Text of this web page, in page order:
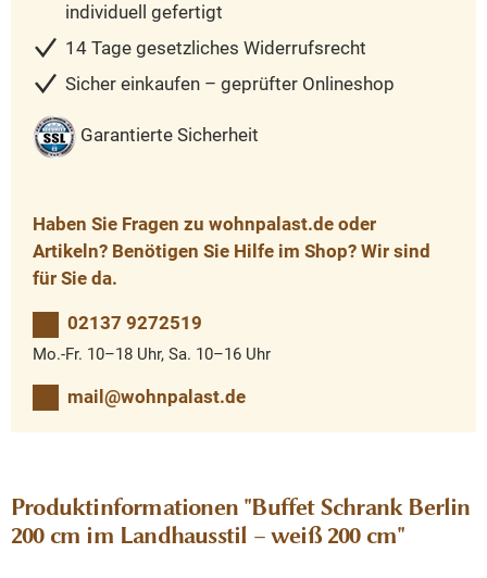
individuell gefertigt
14 Tage gesetzliches Widerrufsrecht
Sicher einkaufen – geprüfter Onlineshop
Garantierte Sicherheit
Haben Sie Fragen zu wohnpalast.de oder
Artikeln? Benötigen Sie Hilfe im Shop? Wir sind
für Sie da.
02137 9272519
Mo.-Fr. 10–18 Uhr, Sa. 10–16 Uhr
mail@wohnpalast.de
Produktinformationen "Buffet Schrank Berlin
200 cm im Landhausstil – weiß 200 cm"